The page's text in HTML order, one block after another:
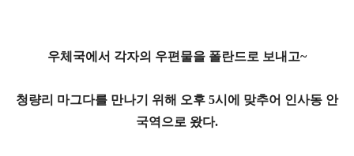
우체국에서 각자의 우편물을 폴란드로 보내고~
청량리 마그다를 만나기 위해 오후 5시에 맞추어 인사동 안
국역으로 왔다.